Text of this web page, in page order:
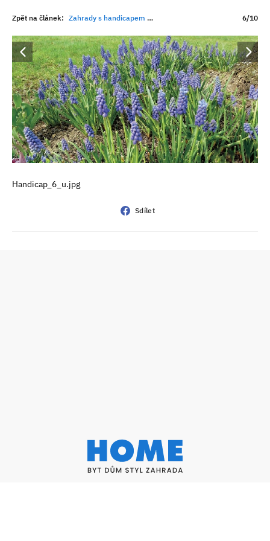
Zpět na článek: Zahrady s handicapem – Stinný pozemek 6/10
Handicap_6_u.jpg
Sdílet